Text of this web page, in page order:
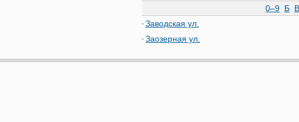
0–9 Б В
Заводская ул.
Заозерная ул.